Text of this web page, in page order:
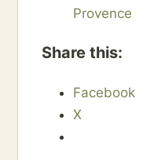
Provence
Share this:
Facebook
X